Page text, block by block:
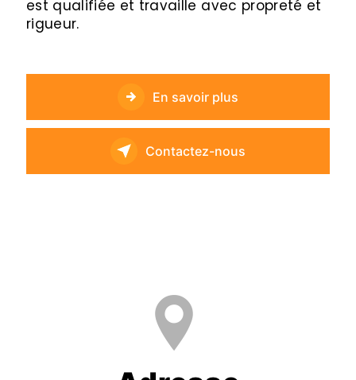
est qualifiée et travaille avec propreté et
rigueur.
En savoir plus
Contactez-nous